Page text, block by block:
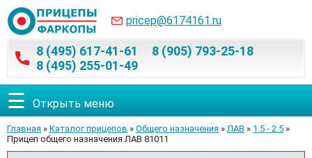
pricep@6174161.ru
8 (495) 617-41-61
8 (905) 793-25-18
8 (495) 255-01-49
☰ Открыть меню
Главная » Каталог прицепов » Общего назначения » ЛАВ » 1.5 - 2.5 »
Прицеп общего назначения ЛАВ 81011